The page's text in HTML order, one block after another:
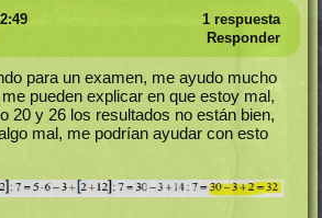
1 respuesta
Responder
para un examen, me ayudo mucho
pueden explicar en que estoy mal,
20 y 26 los resultados no están bien,
mal, me podrían ayudar con esto